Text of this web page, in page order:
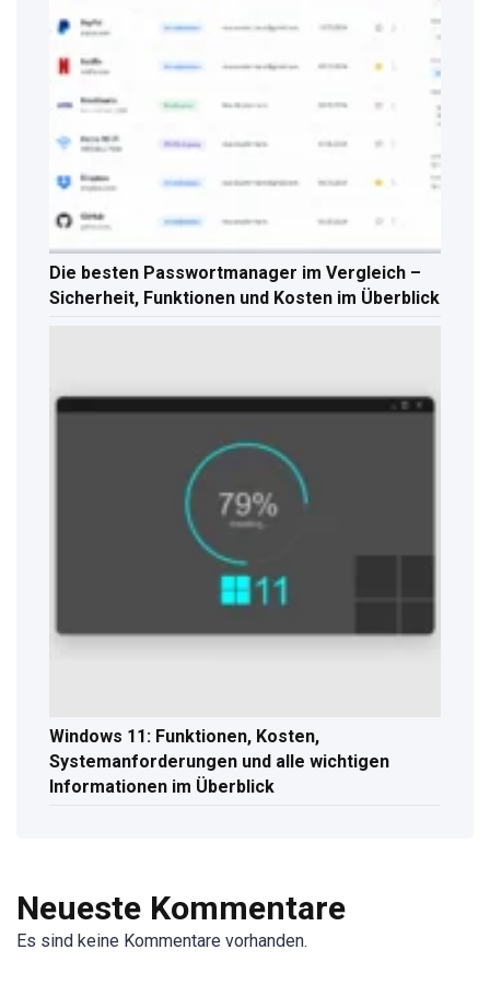
Die besten Passwortmanager im Vergleich –
Sicherheit, Funktionen und Kosten im Überblick
Windows 11: Funktionen, Kosten,
Systemanforderungen und alle wichtigen
Informationen im Überblick
Neueste Kommentare
Es sind keine Kommentare vorhanden.